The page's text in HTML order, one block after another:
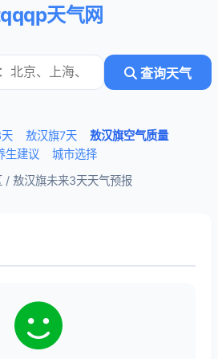
天气网
查询天气
敖汉旗7天
敖汉旗空气质量
生建议
城市选择
/ 敖汉旗未来3天天气预报